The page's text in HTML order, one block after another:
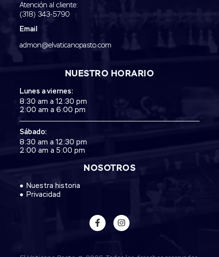
Atención al cliente:
(318) 343-5790‬
Email
admon@elvaticanopasto.com
NOSOTROS
Nuestra historia
Privacidad
NUESTRO HORARIO
Lunes a viernes:
8:30 am a 12:30 pm
2:00 am a 6:00 pm
Sábado:
8:30 am a 12:30 pm
2:00 am a 5:00 pm